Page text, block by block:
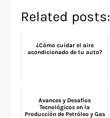
Related posts:
¿Cómo cuidar el aire
acondicionado de tu auto?
Avances y Desafíos
Tecnológicos en la
Producción de Petróleo y Gas